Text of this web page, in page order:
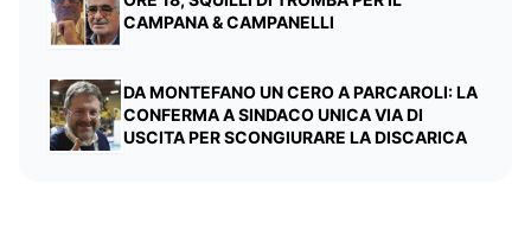
CAMPANA & CAMPANELLI
DA MONTEFANO UN CERO A PARCAROLI: LA
CONFERMA A SINDACO UNICA VIA DI
USCITA PER SCONGIURARE LA DISCARICA